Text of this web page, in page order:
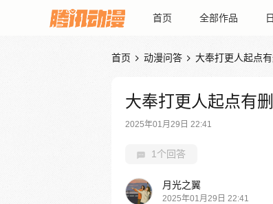
首页 全部作品
首页  动漫问答  大奉打更人起点
大奉打更人起点有
2025年01月29日 22:41
1个回答
月光之翼
2025年01月29日 22:41